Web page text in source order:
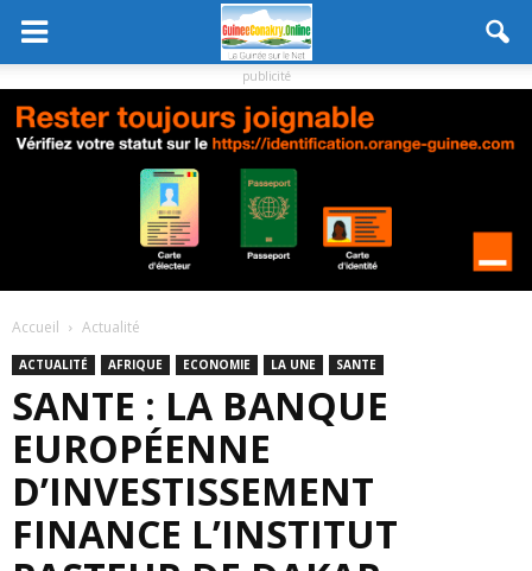
publicité
Accueil Actualité
ACTUALITÉ AFRIQUE ECONOMIE LA UNE SANTE
SANTE : LA BANQUE
EUROPÉENNE
D’INVESTISSEMENT
FINANCE L’INSTITUT